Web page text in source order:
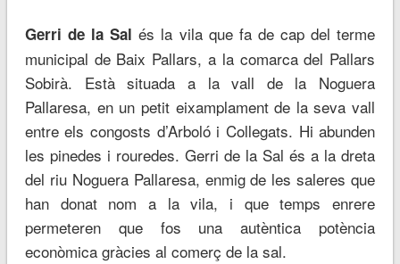
Gerri de la Sal és la vila que fa de cap del terme
municipal de Baix Pallars, a la comarca del Pallars
Sobirà. Està situada a la vall de la Noguera
Pallaresa, en un petit eixamplament de la seva vall
entre els congosts d’Arboló i Collegats. Hi abunden
les pinedes i rouredes. Gerri de la Sal és a la dreta
del riu Noguera Pallaresa, enmig de les saleres que
han donat nom a la vila, i que temps enrere
permeteren que fos una autèntica potència
econòmica gràcies al comerç de la sal.